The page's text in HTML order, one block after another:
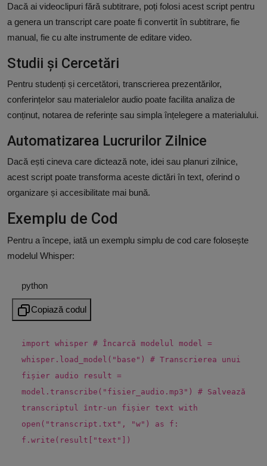
Dacă ai videoclipuri fără subtitrare, poți folosi acest script pentru
a genera un transcript care poate fi convertit în subtitrare, fie
manual, fie cu alte instrumente de editare video.
Studii și Cercetări
Pentru studenți și cercetători, transcrierea prezentărilor,
conferințelor sau materialelor audio poate facilita analiza de
conținut, notarea de referințe sau simpla înțelegere a materialului.
Automatizarea Lucrurilor Zilnice
Dacă ești cineva care dictează note, idei sau planuri zilnice,
acest script poate transforma aceste dictări în text, oferind o
organizare și accesibilitate mai bună.
Exemplu de Cod
Pentru a începe, iată un exemplu simplu de cod care folosește
modelul Whisper:
python
Copiază codul
import whisper # Încarcă modelul
model =
whisper.load_model( "base" ) # Transcrierea unui
fișier audio result =
model.transcribe( "fisier_audio.mp3" ) # Salvează
transcriptul într-un fișier text with
open ( "transcript.txt" , "w" ) as f:
f.write(result[ "text" ])